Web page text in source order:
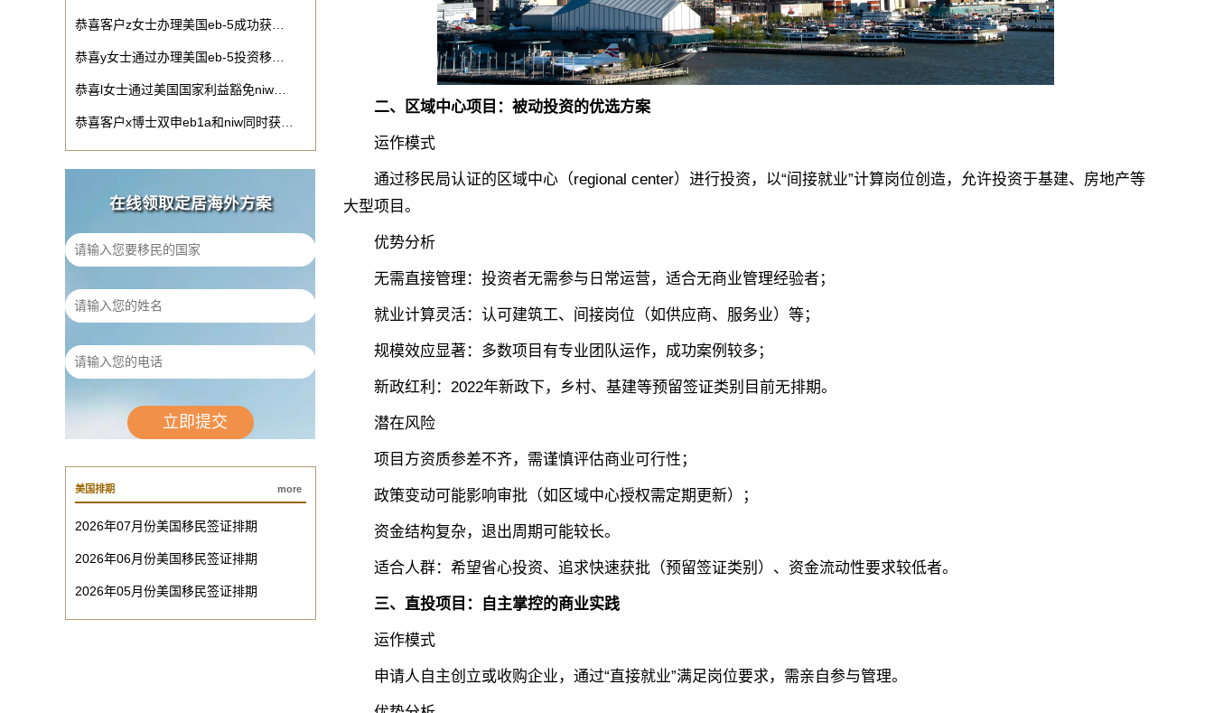
恭喜客户z女士办理美国eb-5成功获…
恭喜y女士通过办理美国eb-5投资移…
恭喜l女士通过美国国家利益豁免niw…
恭喜客户x博士双申eb1a和niw同时获…
在线领取定居海外方案
美国排期 more
2026年07月份美国移民签证排期
2026年06月份美国移民签证排期
2026年05月份美国移民签证排期
二、区域中心项目：被动投资的优选方案‌
‌运作模式‌
通过移民局认证的区域中心（regional center）进行投资，以“间接就业”计算岗位创造，允许投资于基建、房地产等
大型项目。
‌优势分析‌
‌无需直接管理‌：投资者无需参与日常运营，适合无商业管理经验者；
‌就业计算灵活‌：认可建筑工、间接岗位（如供应商、服务业）等；
‌规模效应显著‌：多数项目有专业团队运作，成功案例较多；
‌新政红利‌：2022年新政下，乡村、基建等预留签证类别目前无排期。
‌潜在风险‌
项目方资质参差不齐，需谨慎评估商业可行性；
政策变动可能影响审批（如区域中心授权需定期更新）；
资金结构复杂，退出周期可能较长。
‌适合人群‌：希望省心投资、追求快速获批（预留签证类别）、资金流动性要求较低者。
三、直投项目：自主掌控的商业实践‌
‌运作模式‌
申请人自主创立或收购企业，通过“直接就业”满足岗位要求，需亲自参与管理。